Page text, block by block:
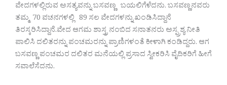
ವೇದಗಳಲ್ಲಿರುವ ಅಸತ್ಯವನ್ನು ಬಸವಣ್ಣ ಬಯಲಿಗೆಳೆದನು. ಬಸವಣ್ಣನವರು
ತಮ್ಮ 70 ವಚನಗಳಲ್ಲಿ 89 ಸಲ ವೇದಗಳನ್ನು ಖಂಡಿಸಿದ್ದಾನೆ
ತಿರಸ್ಕರಿಸಿದ್ದಾನೆ.ವೇದ ಆಗಮ ಶಾಸ್ತ್ರ ನಂಬಿದ ಸನಾತನರು ಅಸ್ಪ್ರಶ್ಯ ನೀತಿ
ಪಾಲಿಸಿ ದಲಿತರನ್ನು ಪಂಚಮರನ್ನು ಪ್ರಾಣಿಗಳಂತೆ ಕೀಳಾಗಿ ಕಂಡಿದ್ದರು. ಆಗ
ಬಸವಣ್ಣ ಪಂಚಮರ ದಲಿತರ ಮನೆಯಲ್ಲಿ ಪ್ರಸಾದ ಸ್ವೀಕರಿಸಿ ವೈದಿಕರಿಗೆ ಹೀಗೆ
ಸವಾಲೆಸೆದನು.